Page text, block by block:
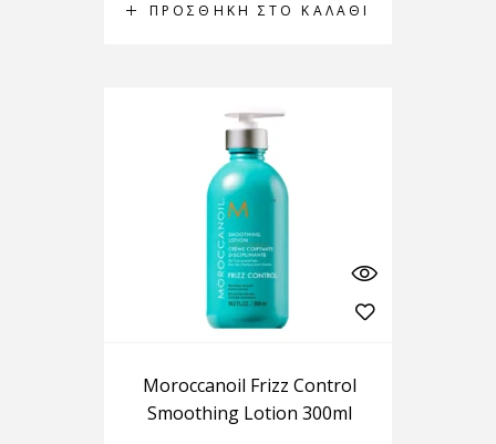
ΠΡΟΣΘΉΚΗ ΣΤΟ ΚΑΛΆΘΙ
Moroccanoil Frizz Control
Smoothing Lotion 300ml